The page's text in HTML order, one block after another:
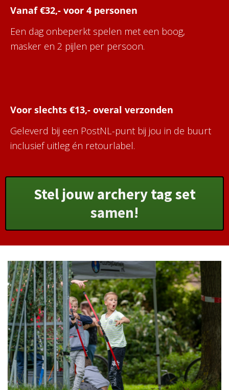
Vanaf €32,- voor 4 personen
Een dag onbeperkt spelen met een boog,
masker en 2 pijlen per persoon.
Voor slechts €13,- overal verzonden
Geleverd bij een PostNL-punt bij jou in de buurt
inclusief uitleg én retourlabel.
Stel jouw archery tag set
samen!